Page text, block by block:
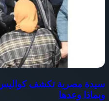
سيدة مصرية تكشف كواليس
وبماذا وعدها